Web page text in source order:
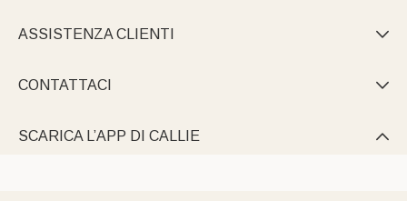
ASSISTENZA CLIENTI 
CONTATTACI 
SCARICA L’APP DI CALLIE 